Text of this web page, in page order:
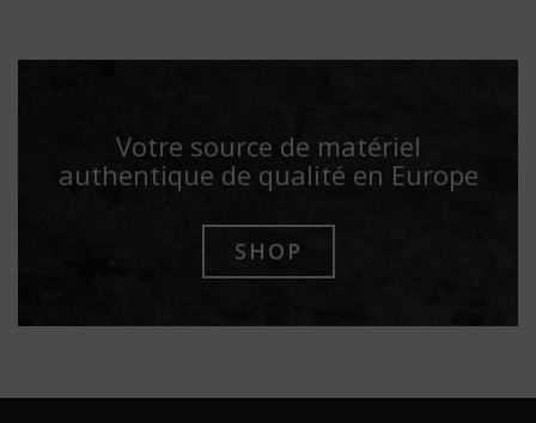
Votre source de matériel
authentique de qualité en Europe
SHOP